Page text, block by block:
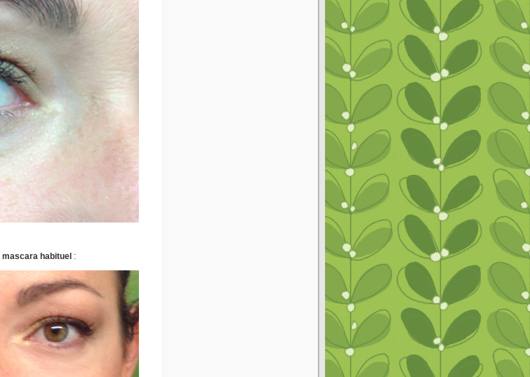
mascara habituel :